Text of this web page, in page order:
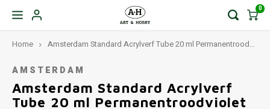
0
Home Amsterdam Standard Acrylverf Tube 20 ml Permanentroodviolet Licht 577
AMSTERDAM
Amsterdam Standard Acrylverf
Tube 20 ml Permanentroodviolet